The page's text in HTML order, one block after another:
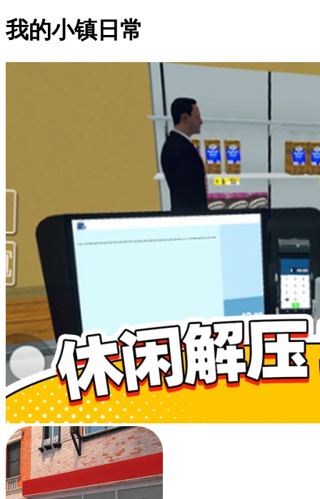
我的小镇日常